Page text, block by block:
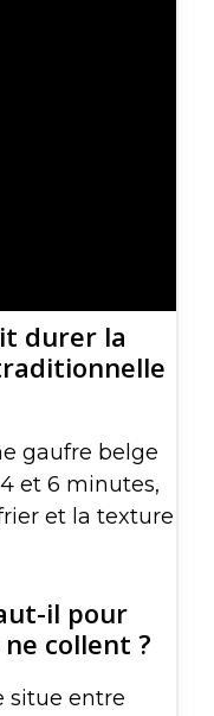
durer la
gaufre belge
et 6 minutes,
et la texture
il pour
collent ?
situe entre